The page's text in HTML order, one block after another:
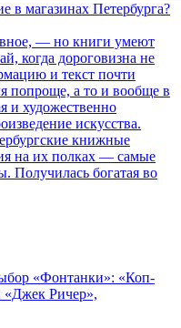
в магазинах Петербурга?
— но книги умеют
когда дороговизна не
и текст почти
попроще, а то и вообще в
и художественно
искусства.
книжные
на их полках — самые
Получилась богатая во
«Фонтанки»: «Коп-
«Джек Ричер»,